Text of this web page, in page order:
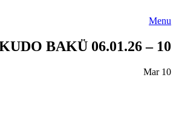
Menu
BAKÜ 06.01.26 – 10
10
Mar